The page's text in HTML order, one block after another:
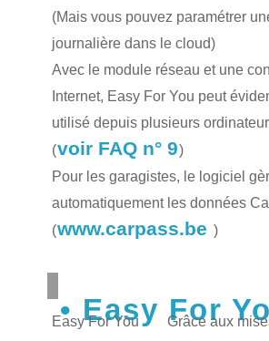
(Mais vous pouvez paramétrer
journalière dans le cloud)
Avec le module réseau et une
Internet, Easy For You peut
utilisé depuis plusieurs
(voir FAQ n° 9)
Pour les garagistes, le logiciel
automatiquement les données
(www.carpass.be )
Easy For
Easy For You
Grâce aux